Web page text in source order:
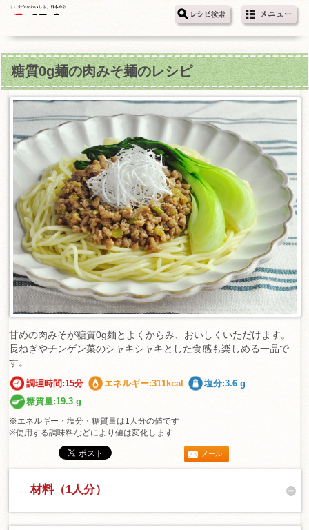
糖質0g麺の肉みそ麺のレシピ
甘めの肉みそが糖質0g麺とよくからみ、おいしくいただけます。
長ねぎやチンゲン菜のシャキシャキとした食感も楽しめる一品で
す。
調理時間:15分 エネルギー:311kcal
塩分:3.6 g
糖質量:19.3 g
※エネルギー・塩分・糖質量は1人分の値です
※使用する調味料などにより値は変化します
メール
材料（1人分）